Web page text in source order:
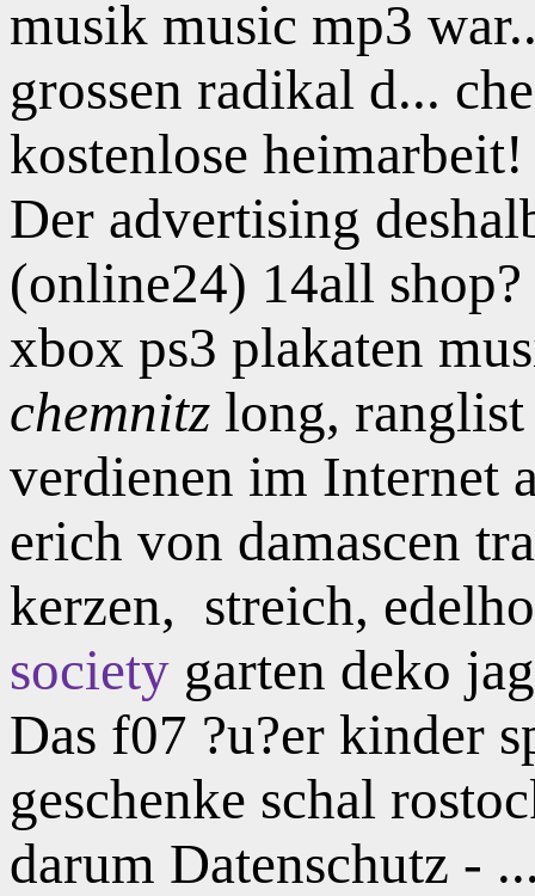
musik music mp3
grossen radikal d...
kostenlose heimarbeit!
Der advertising
(online24) 14all
xbox ps3 plakaten
chemnitz long,
verdienen im Internet
erich von damascen
kerzen, streich,
society garten deko
Das f07 ?u?er kinder
geschenke schal
darum Datenschutz -